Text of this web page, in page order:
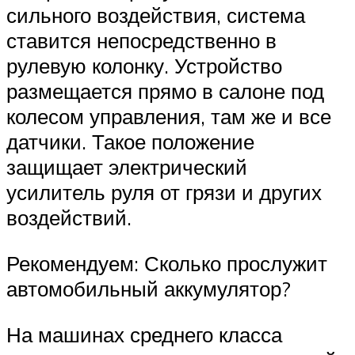
сильного воздействия, система
ставится непосредственно в
рулевую колонку. Устройство
размещается прямо в салоне под
колесом управления, там же и все
датчики. Такое положение
защищает электрический
усилитель руля от грязи и других
воздействий.
Рекомендуем: Сколько прослужит
автомобильный аккумулятор?
На машинах среднего класса